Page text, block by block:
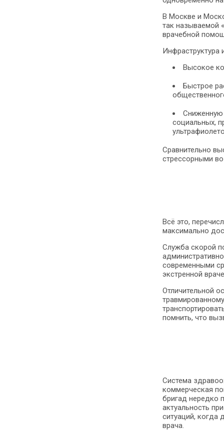
В Москве и
так называемой
врачебной
Инфраструктура
Высокое
Быстрое
Сниженную
социальных,
Сравнительно
стрессорными
Всё это,
максимально
Служба скорой
современными
экстренной
Отличительной
помнить, что
Система
коммерческая
бригад нередко
актуальность
ситуаций, когда
врача.